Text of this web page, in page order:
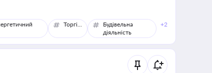
Торгівля
Будівельна
діяльність
+2